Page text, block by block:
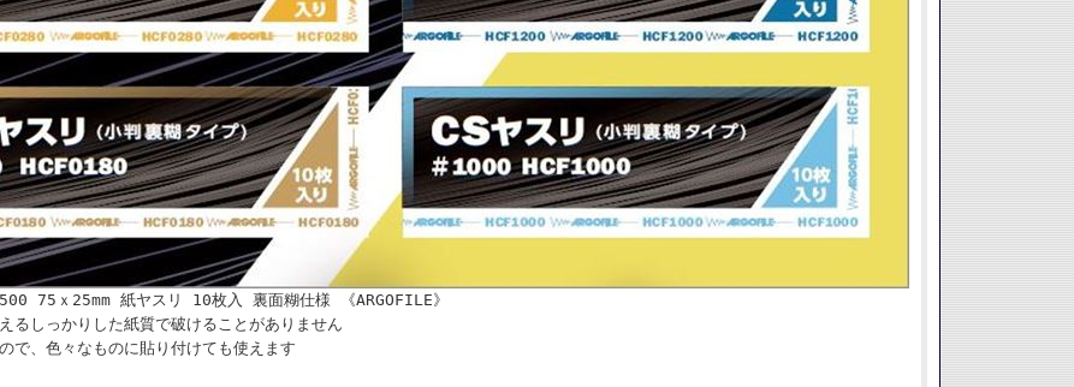
75ｘ25mm 紙ヤスリ 10枚入 裏面糊仕様 《ARGOFILE》
るしっかりした紙質で破けることがありません
で、色々なものに貼り付けても使えます